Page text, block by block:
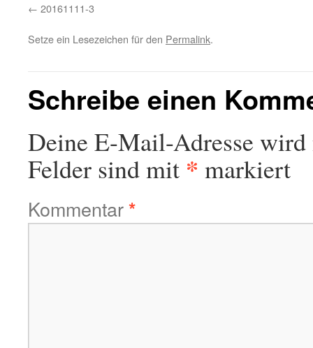
20161111-3
Setze ein Lesezeichen für den Permalink.
Schreibe einen
Deine E-Mail-Adresse
Felder sind mit * markiert
Kommentar*